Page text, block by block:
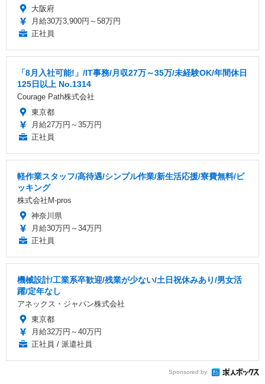
大阪府
月給30万3,900円～58万円
正社員
「8月入社可能!」/IT事務/月収27万～35万/未経験OK/年間休日
125日以上 No.1314
Courage Path株式会社
東京都
月給27万円～35万円
正社員
軽作業スタッフ/高待遇/シンプル作業/新生活応援/寮費無料/ピ
ッキング
株式会社M-pros
神奈川県
月給30万円～34万円
正社員
機械設計/工業系卒歓迎/残業が少ない/土日祝休みあり/男女活
躍/定年なし
アネックス・ジャパン株式会社
東京都
月給32万円～40万円
正社員 / 派遣社員
Sponsored by